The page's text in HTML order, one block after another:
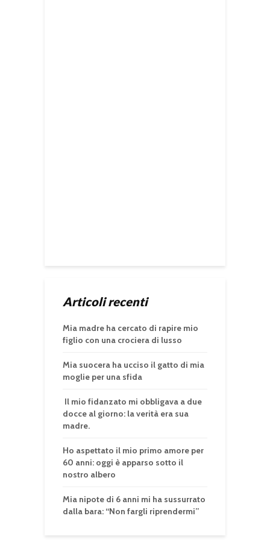
Articoli recenti
Mia madre ha cercato di rapire mio
figlio con una crociera di lusso
Mia suocera ha ucciso il gatto di mia
moglie per una sfida
Il mio fidanzato mi obbligava a due
docce al giorno: la verità era sua
madre.
Ho aspettato il mio primo amore per
60 anni: oggi è apparso sotto il
nostro albero
Mia nipote di 6 anni mi ha sussurrato
dalla bara: “Non fargli riprendermi”